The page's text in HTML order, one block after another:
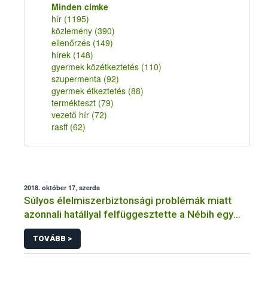
Minden címke
hír (1195)
közlemény (390)
ellenőrzés (149)
hírek (148)
gyermek közétkeztetés (110)
szupermenta (92)
gyermek étkeztetés (88)
termékteszt (79)
vezető hír (72)
rasff (62)
2018. október 17, szerda
Súlyos élelmiszerbiztonsági problémák miatt
azonnali hatállyal felfüggesztette a Nébih egy
Pest megyei sütőüzem működését
TOVÁBB >